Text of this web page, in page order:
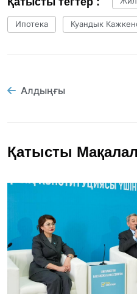
Ипотека Куандык
Алдыңғы
Қатысты